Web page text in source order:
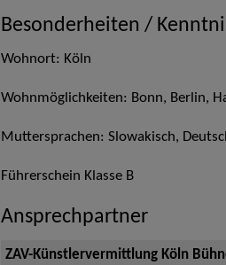
Besonderheiten /
Wohnort: Köln
Wohnmöglichkeiten: Bonn, Berlin,
Muttersprachen: Slowakisch,
Führerschein Klasse B
Ansprechpartner
ZAV-Künstlervermittlung Köln